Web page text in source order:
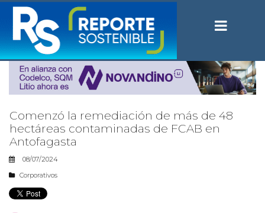
Comenzó la remediación de más de 48
hectáreas contaminadas de FCAB en
Antofagasta
08/07/2024
Corporativos